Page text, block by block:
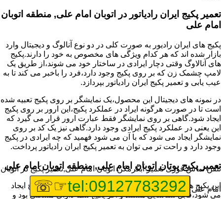
تعمیر پکیج ایران رادیاتور در اتوبان امام علی, منطقه اتوبان
امام علی
پکیج های ایران رادیور به صورت کلی در دو نوع آنالوگ و دیجیتال وارد
بازار شده اند که هر کدام ویژگی های مخصوص به خود را دارند.پکیج
های آنالاوگ وقتی دچار ایرادی در ساختار خود می شوند،از طریق یک
لامپ چشمک زن که بر روی پکیج وجود دارد،فرد را باخبر می کند تا به
عیب یابی و تعمیر پکیج ایران رادیاتور بپردازد.
در نمونه های دیجیتال این محصول،یک نمایشگر بر روی پکیج تعبیه شده
است تا در صورت هرگونه ایراد در عملکرد پکیج،این ارور بر روی پکیج
ایجاد شود.گاهی بر روی نمایشگر فقط عبارت ارور قرار می گیرد که
این یعنی در عملکرد پکیج ایرادی وجود دارد.گاهی نیز یک کد بر روی
نمایشگر ایجاد می شود که با آن می شود فهمید که چه ایرادی در پکیج
وجود دارد و راحت تر می توان به تعمیر پکیج ایران رادیاتور پرداخت.
تعمیر پکیج بوتان اتوبان امام علی, منطقه اتوبان امام علی
این پکیج ها نیز عمدتا با یک کد که بر روی صفحه نمایگشر پکیج ایجاد
می شود،قابل شناسایی هستند و اگر پکیج شما دارای مشکلی بود و
تلفن تماس فوریتعمیر آبگرمکن اتوبان امام علی,تعمیر پکیج در اتوبان
امام علی tel:09127783292
☞☏